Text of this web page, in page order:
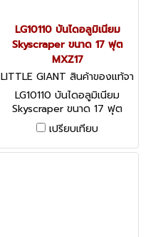
LG10110 บันไดอลูมิเนียม
Skyscraper ขนาด 17 ฟุต
MXZ17
LITTLE GIANT สินค้าของแท้จา
กโรงงานผู้ผลิต LG10110
LG10110 บันไดอลูมิเนียม
Skyscraper ขนาด 17 ฟุต
MXZ17
เปรียบเทียบ